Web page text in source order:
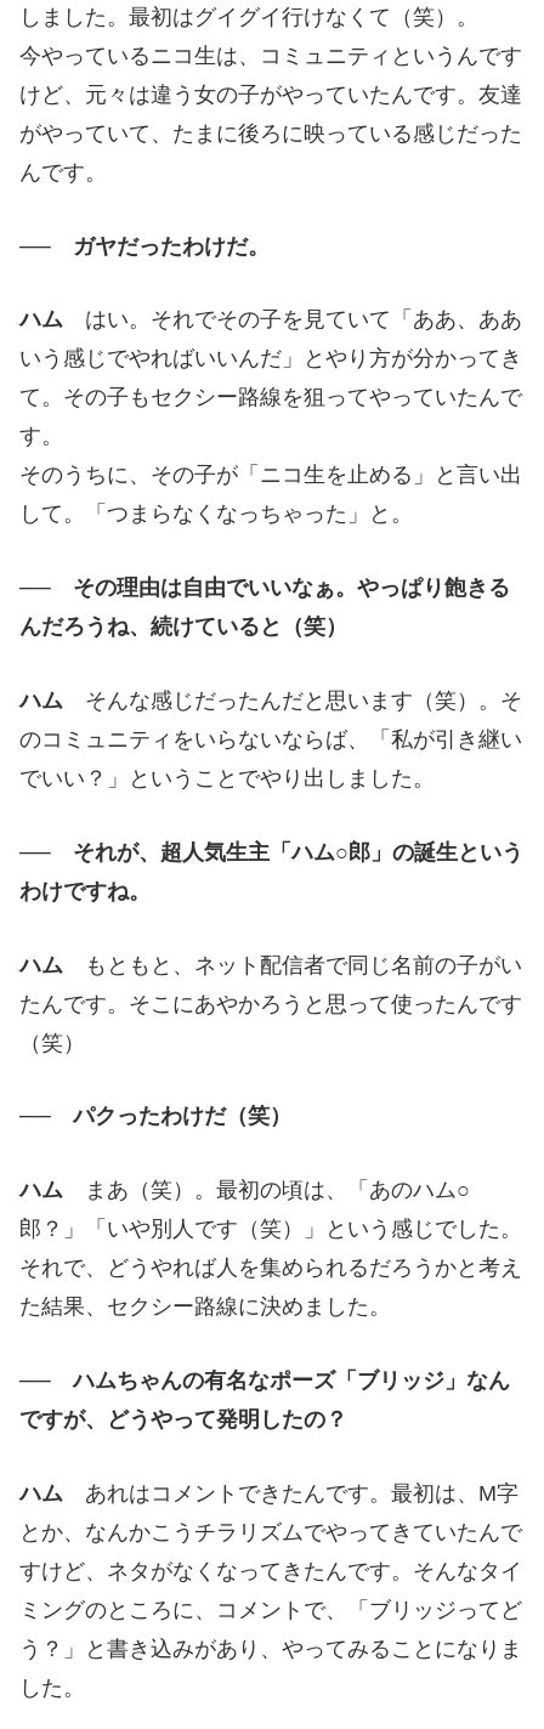
しました。最初はグイグイ行けなくて（笑）。
今やっているニコ生は、コミュニティというんです
けど、元々は違う女の子がやっていたんです。友達
がやっていて、たまに後ろに映っている感じだった
んです。
── ガヤだったわけだ。
ハム はい。それでその子を見ていて「ああ、ああ
いう感じでやればいいんだ」とやり方が分かってき
て。その子もセクシー路線を狙ってやっていたんで
す。
そのうちに、その子が「ニコ生を止める」と言い出
して。「つまらなくなっちゃった」と。
── その理由は自由でいいなぁ。やっぱり飽きる
んだろうね、続けていると（笑）
ハム そんな感じだったんだと思います（笑）。そ
のコミュニティをいらないならば、「私が引き継い
でいい？」ということでやり出しました。
── それが、超人気生主「ハム○郎」の誕生という
わけですね。
ハム
もともと、ネット配信者で同じ名前の子がい
たんです。そこにあやかろうと思って使ったんです
（笑）
── パクったわけだ（笑）
ハム
まあ（笑）。最初の頃は、「あのハム○
郎？」「いや別人です（笑）」という感じでした。
それで、どうやれば人を集められるだろうかと考え
た結果、セクシー路線に決めました。
── ハムちゃんの有名なポーズ「ブリッジ」なん
ですが、どうやって発明したの？
ハム あれはコメントできたんです。最初は、M字
とか、なんかこうチラリズムでやってきていたんで
すけど、ネタがなくなってきたんです。そんなタイ
ミングのところに、コメントで、「ブリッジってど
う？」と書き込みがあり、やってみることになりま
した。